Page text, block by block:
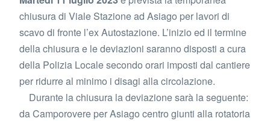
chiusura di Viale Stazione ad Asiago per lavori di
scavo di fronte l’ex Autostazione. L’inizio ed il termine
della chiusura e le deviazioni saranno disposti a cura
della Polizia Locale secondo orari imposti dal cantiere
per ridurre al minimo i disagi alla circolazione.
Durante la chiusura la deviazione sarà la seguente:
da Camporovere per Asiago centro giunti alla rotatoria